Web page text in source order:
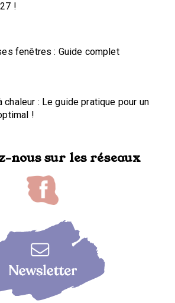
!
fenêtres : Guide complet
chaleur : Le guide pratique pour un
!
nous sur les réseaux